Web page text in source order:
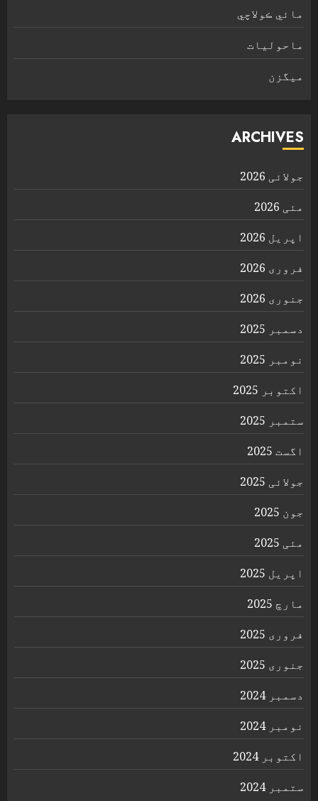
مائي ڪولاچي
ماحولیات
ميگزن
ARCHIVES
جولائی 2026
مئی 2026
اپریل 2026
فروری 2026
جنوری 2026
دسمبر 2025
نومبر 2025
اکتوبر 2025
ستمبر 2025
اگست 2025
جولائی 2025
جون 2025
مئی 2025
اپریل 2025
مارچ 2025
فروری 2025
جنوری 2025
دسمبر 2024
نومبر 2024
اکتوبر 2024
ستمبر 2024